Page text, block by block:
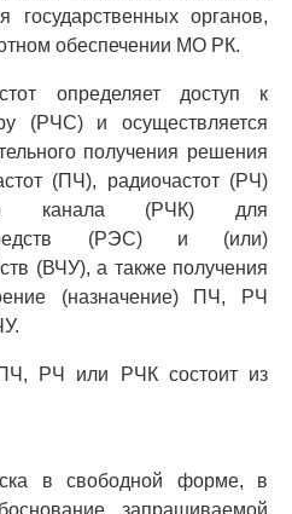
органов,
обеспечении МО РК.
определяет доступ к
(РЧС) и осуществляется
получения решения
(ПЧ), радиочастот (РЧ)
канала (РЧК) для
средств (РЭС) и (или)
(ВЧУ), а также получения
(назначение) ПЧ, РЧ
РЧ или РЧК состоит из
в свободной форме, в